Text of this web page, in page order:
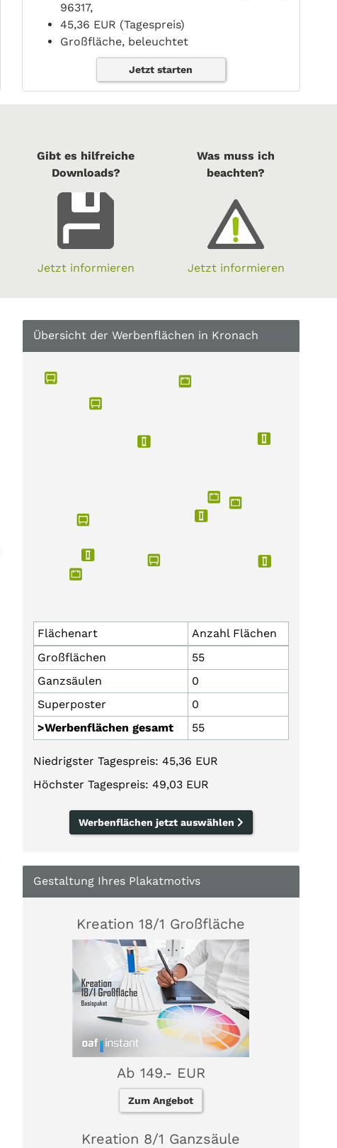
96317,
45,36 EUR (Tagespreis)
Großfläche, beleuchtet
Jetzt starten
Gibt es hilfreiche
Downloads?
Jetzt informieren
Was muss ich
beachten?
Jetzt informieren
Übersicht der Werbenflächen in Kronach
Flächenart
Anzahl Flächen
Großflächen
55
Ganzsäulen
0
Superposter
0
>Werbenflächen gesamt
55
Niedrigster Tagespreis: 45,36 EUR
Höchster Tagespreis: 49,03 EUR
Werbenflächen jetzt auswählen
Gestaltung Ihres Plakatmotivs
Kreation 18/1 Großfläche
Ab 149.- EUR
Zum Angebot
Kreation 8/1 Ganzsäule